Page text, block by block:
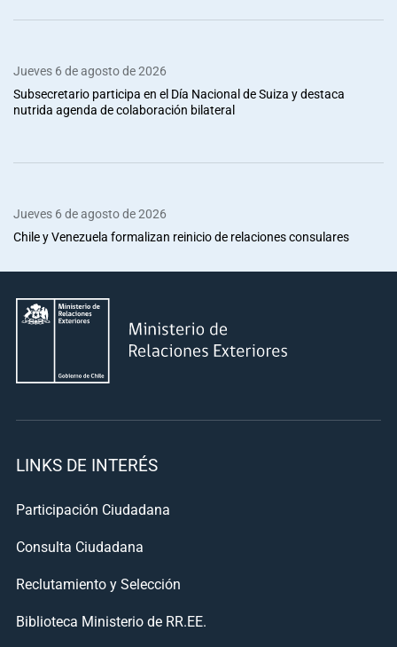
Jueves 6 de agosto de 2026
Subsecretario participa en el Día Nacional de Suiza y destaca
nutrida agenda de colaboración bilateral
Jueves 6 de agosto de 2026
Chile y Venezuela formalizan reinicio de relaciones consulares
LINKS DE INTERÉS
Participación Ciudadana
Consulta Ciudadana
Reclutamiento y Selección
Biblioteca Ministerio de RR.EE.